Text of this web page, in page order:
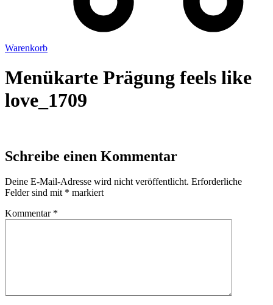
Warenkorb
Menükarte Prägung feels like
love_1709
Schreibe einen Kommentar
Deine E-Mail-Adresse wird nicht veröffentlicht. Erforderliche
Felder sind mit * markiert
Kommentar *